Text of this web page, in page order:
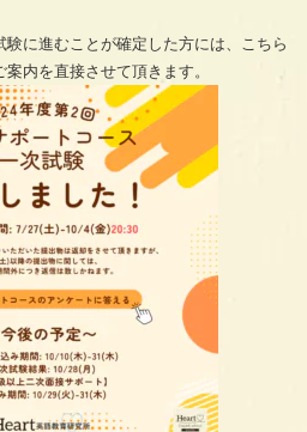
に進むことが確定した方には、こちら
内を直接させて頂きます。